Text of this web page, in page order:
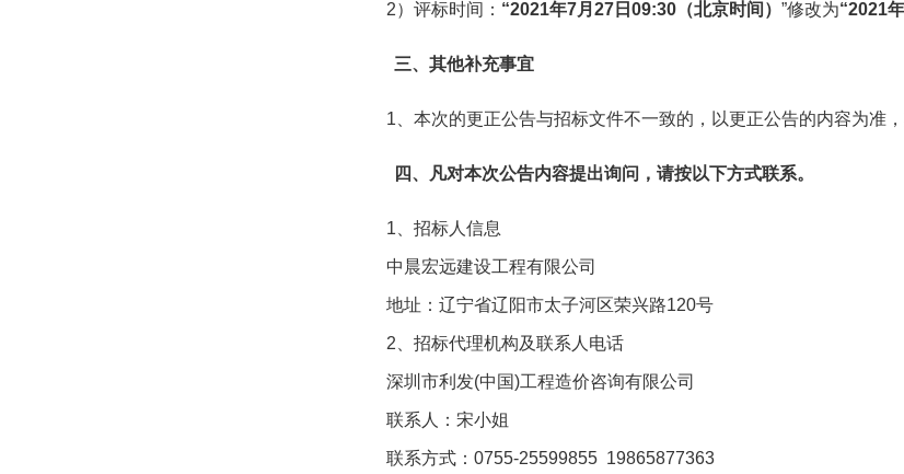
2）评标时间： “2021年7月 27 日09:30（北京时间） ”修改为“2021年
三、其他补充事宜
1、本次的更正公告与招标文件不一致的，以更正公告的内容为准
四、凡对本次公告内容提出询问，请按以下方式联系。
1、招标人信息
中晨宏远建设工程有限公司
地址：辽宁省辽阳市太子河区荣兴路120号
2、招标代理机构及联系人电话
深圳市利发(中国)工程造价咨询有限公司
联系人：宋小姐
联系方式：0755-25599855 19865877363